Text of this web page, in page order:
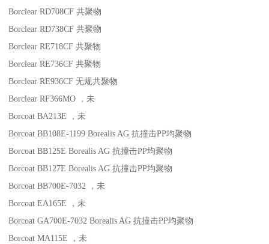
Borclear RD708CF 共聚物
Borclear RD738CF 共聚物
Borclear RE718CF 共聚物
Borclear RE736CF 共聚物
Borclear RE936CF 无规共聚物
Borclear RF366MO
，未
Borcoat BA213E
，未
Borcoat BB108E-1199 Borealis AG 抗撞击PP均聚物
Borcoat BB125E Borealis AG 抗撞击PP均聚物
Borcoat BB127E Borealis AG 抗撞击PP均聚物
Borcoat BB700E-7032
，未
Borcoat EA165E
，未
Borcoat GA700E-7032 Borealis AG 抗撞击PP均聚物
Borcoat MA115E
，未